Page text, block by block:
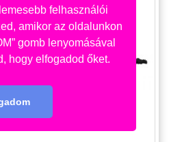
felhasználói
amikor az oldalunkon
gomb lenyomásával
hogy elfogadod őket.